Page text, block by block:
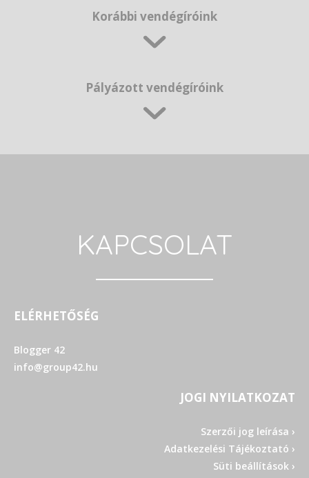
Korábbi vendégíróink
Pályázott vendégíróink
KAPCSOLAT
ELÉRHETŐSÉG
Blogger 42
info@group42.hu
JOGI NYILATKOZAT
Szerzői jog leírása ›
Adatkezelési Tájékoztató ›
Süti beállítások ›